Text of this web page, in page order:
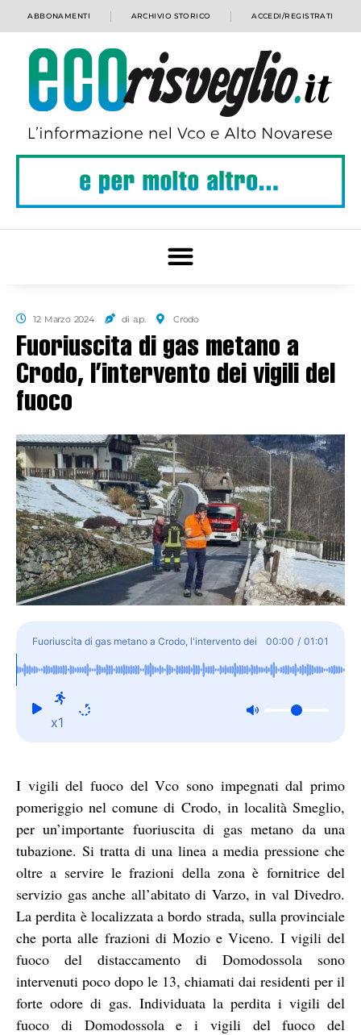
ABBONAMENTI ARCHIVIO STORICO ACCEDI/REGISTRATI
12 Marzo 2024 di a.p. Crodo
Fuoriuscita di gas metano a
Crodo, l’intervento dei vigili del
fuoco
Fuoriuscita di gas metano a Crodo, l'intervento dei
vigili del fuoco
00:00 / 01:01
x1
I vigili del fuoco del Vco sono impegnati dal primo
pomeriggio nel comune di Crodo, in località Smeglio,
per un’importante fuoriuscita di gas metano da una
tubazione. Si tratta di una linea a media pressione che
oltre a servire le frazioni della zona è fornitrice del
servizio gas anche all’abitato di Varzo, in val Divedro.
La perdita è localizzata a bordo strada, sulla provinciale
che porta alle frazioni di Mozio e Viceno. I vigili del
fuoco del distaccamento di Domodossola sono
intervenuti poco dopo le 13, chiamati dai residenti per il
forte odore di gas. Individuata la perdita i vigili del
fuoco di Domodossola e i vigili del fuoco del